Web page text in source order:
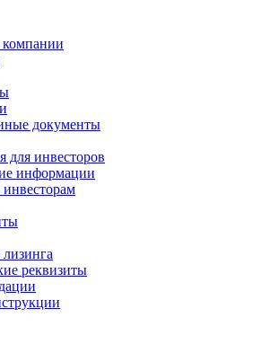
документы
для инвесторов
информации
реквизиты